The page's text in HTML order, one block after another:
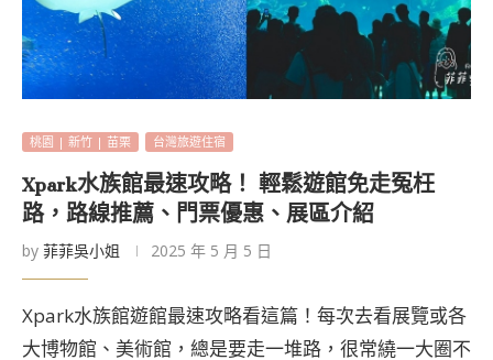
桃園 | 新竹 | 苗栗 台灣旅遊住宿
Xpark水族館最速攻略！ 輕鬆遊館免走冤枉
路，路線推薦、門票優惠、展區介紹
by 菲菲吳小姐 2025 年 5 月 5 日
Xpark水族館遊館最速攻略看這篇！每次去看展覽或各
大博物館、美術館，總是要走一堆路，很常繞一大圈不